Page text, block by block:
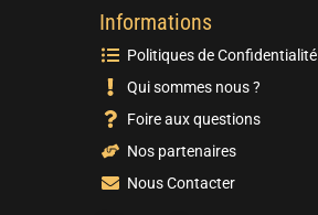
Informations
Politiques de Confidentialité
Qui sommes nous ?
Foire aux questions
Nos partenaires
Nous Contacter